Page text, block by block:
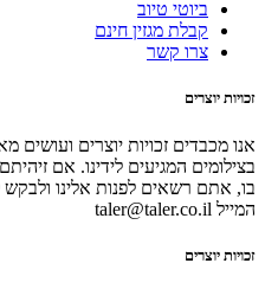
ביוטי טיוב
קבלת מגזין חינם
צרו קשר
זכויות יוצרים
אנו מכבדים זכויות יוצרים ועושים
בצילומים המגיעים לידינו. אם
בו, אתם רשאים לפנות אלינו
המייל taler@taler.co.il
זכויות יוצרים